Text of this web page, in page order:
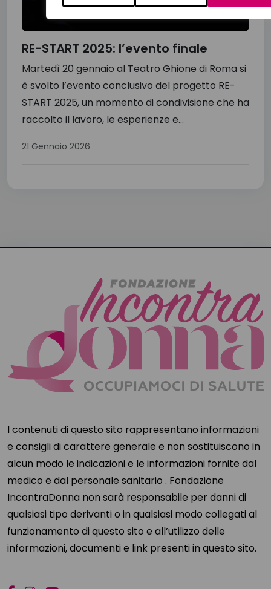
RE-START 2025: l’evento finale
Martedì 20 gennaio al Teatro Ghione di Roma si
è svolto l’evento conclusivo del progetto RE-
START 2025, un momento di condivisione che ha
raccolto il lavoro, le esperienze e...
21 Gennaio 2026
I contenuti di questo sito rappresentano informazioni
e consigli di carattere generale e non sostituiscono in
alcun modo le indicazioni e le informazioni fornite dal
medico e dal personale sanitario . Fondazione
IncontraDonna non sarà responsabile per danni di
qualsiasi tipo derivanti o in qualsiasi modo collegati al
funzionamento di questo sito e all’utilizzo delle
informazioni, documenti e link presenti in questo sito.